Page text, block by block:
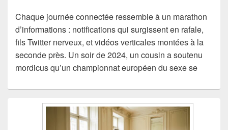
Chaque journée connectée ressemble à un marathon
d’informations : notifications qui surgissent en rafale,
fils Twitter nerveux, et vidéos verticales montées à la
seconde près. Un soir de 2024, un cousin a soutenu
mordicus qu’un championnat européen du sexe se